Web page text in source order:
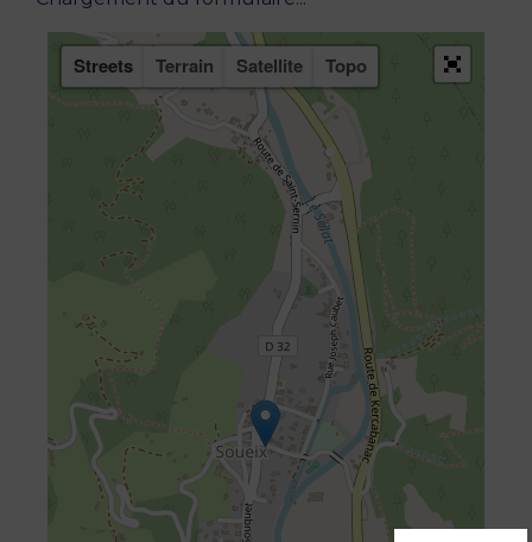
Streets Terrain Satellite Topo